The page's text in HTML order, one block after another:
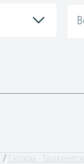
Гитары -